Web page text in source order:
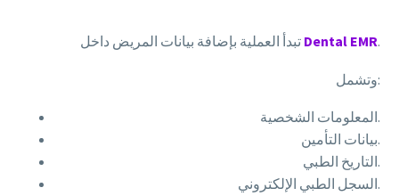
Dental EMR.
وتشمل:
المعلومات الشخصية.
بيانات التأمين.
التاريخ الطبي.
السجل الطبي الإلكتروني.